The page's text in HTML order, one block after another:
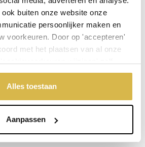
buiten onze website onze
persoonlijker maken en
voorkeuren. Door op 'accepteren'
met het plaatsen van al onze
jouw akkoord krijgen. En door te
de functionele cookies
cookieverklaring voor meer
Alles toestaan
Aanpassen
over dit product